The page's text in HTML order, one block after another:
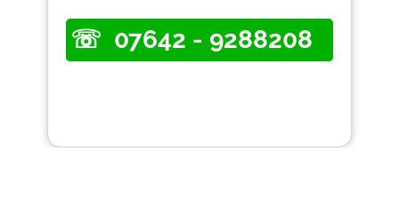
07642 - 9288208